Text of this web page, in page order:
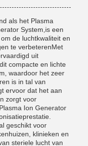
als het Plasma
System,is een
de luchtkwaliteit en
te verbeterenMet
uit
compacte en lichte
waardoor het zeer
is in tal van
ervoor dat het aan
zorgt voor
Ion Generator
geschikt voor
klinieken en
steriele lucht van